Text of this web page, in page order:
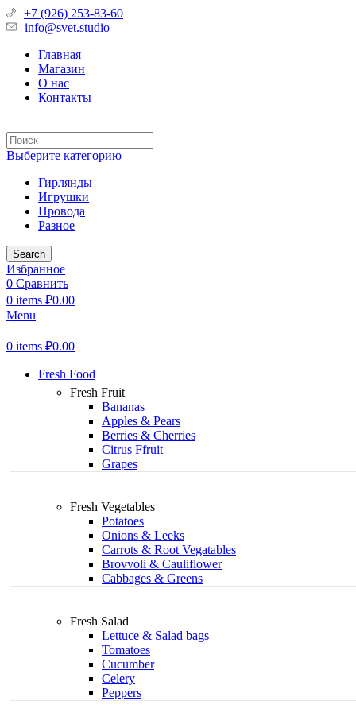
+7 (926) 253-83-60
info@svet.studio
Главная
Магазин
О нас
Контакты
Выберите категорию
Гирлянды
Игрушки
Провода
Разное
Search
Избранное
0 Сравнить
0 items ₽0.00
Menu
0 items ₽0.00
Fresh Food
Fresh Fruit
Bananas
Apples & Pears
Berries & Cherries
Citrus Ffruit
Grapes
Fresh Vegetables
Potatoes
Onions & Leeks
Carrots & Root Vegatables
Brovvoli & Cauliflower
Cabbages & Greens
Fresh Salad
Lettuce & Salad bags
Tomatoes
Cucumber
Celery
Peppers